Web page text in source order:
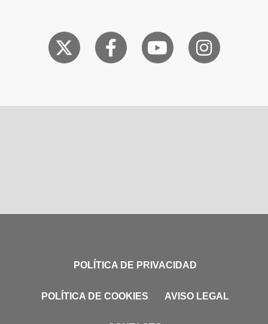
POLÍTICA DE PRIVACIDAD
POLÍTICA DE COOKIES AVISO LEGAL